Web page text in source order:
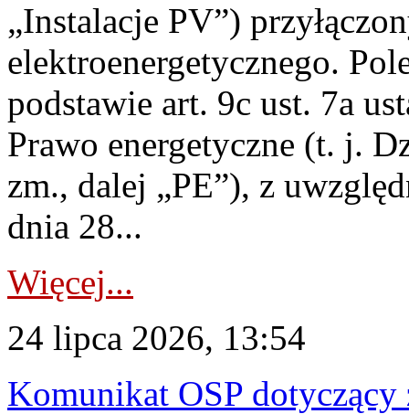
„Instalacje PV”)
elektroenergetycznego.
podstawie art. 9c ust. 7a
Prawo energetyczne (t. j.
zm., dalej „PE”), z
dnia 28...
Więcej...
24 lipca 2026, 13:54
Komunikat OSP dotyczący